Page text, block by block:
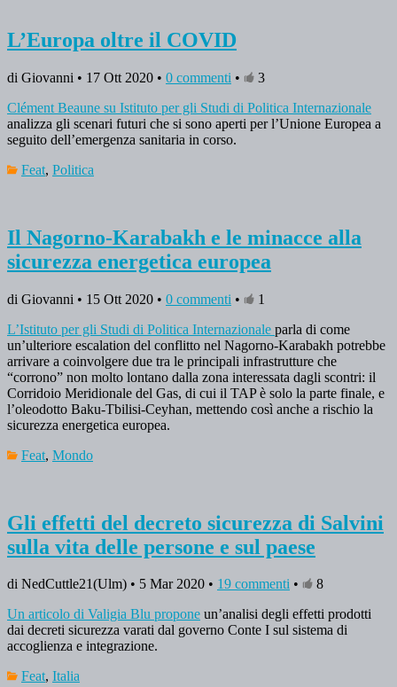
L’Europa oltre il COVID
di Giovanni • 17 Ott 2020 • 0 commenti •
3
Clément Beaune su Istituto per gli Studi di Politica Internazionale
analizza gli scenari futuri che si sono aperti per l’Unione Europea a
seguito dell’emergenza sanitaria in corso.
Feat, Politica
Il Nagorno-Karabakh e le minacce alla
sicurezza energetica europea
di Giovanni • 15 Ott 2020 • 0 commenti •
1
L’Istituto per gli Studi di Politica Internazionale parla di come
un’ulteriore escalation del conflitto nel Nagorno-Karabakh potrebbe
arrivare a coinvolgere due tra le principali infrastrutture che
“corrono” non molto lontano dalla zona interessata dagli scontri: il
Corridoio Meridionale del Gas, di cui il TAP è solo la parte finale, e
l’oleodotto Baku-Tbilisi-Ceyhan, mettendo così anche a rischio la
sicurezza energetica europea.
Feat, Mondo
Gli effetti del decreto sicurezza di Salvini
sulla vita delle persone e sul paese
di NedCuttle21(Ulm) • 5 Mar 2020 • 19 commenti •
8
Un articolo di Valigia Blu propone un’analisi degli effetti prodotti
dai decreti sicurezza varati dal governo Conte I sul sistema di
accoglienza e integrazione.
Feat, Italia